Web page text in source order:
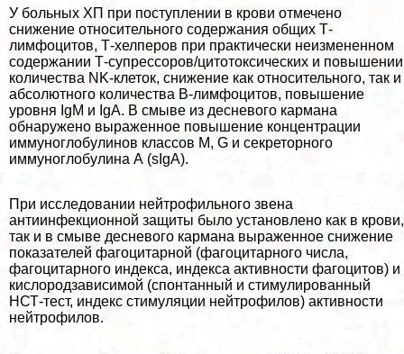
У больных ХП при поступлении в крови отмечено
снижение относительного содержания общих Т-
лимфоцитов, Т-хелперов при пpaктически неизмененном
содержании Т-супрессоров/цитотоксических и повышении
количества NK-клеток, снижение как относительного, так и
абсолютного количества В-лимфоцитов, повышение
уровня IgM и IgA. В смыве из десневого кармана
обнаружено выраженное повышение концентрации
иммуноглобулинов классов M, G и секреторного
иммуноглобулина А (sIgA).
При исследовании нейтрофильного звена
антиинфекционной защиты было установлено как в крови,
так и в смыве десневого кармана выраженное снижение
показателей фагоцитарной (фагоцитарного числа,
фагоцитарного индекса, индекса активности фагоцитов) и
кислородзависимой (спонтанный и стимулированный
НСТ-тест, индекс стимуляции нейтрофилов) активности
нейтрофилов.